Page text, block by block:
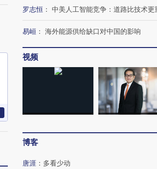
罗志恒 ： 中美人工智能竞争：道路比技术更
易峘 ： 海外能源供给缺口对中国的影响
视频
博客
唐涯 ： 多看少动